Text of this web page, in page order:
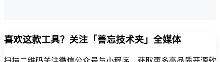
喜欢这款工具？关注「善忘技术夹」全媒体